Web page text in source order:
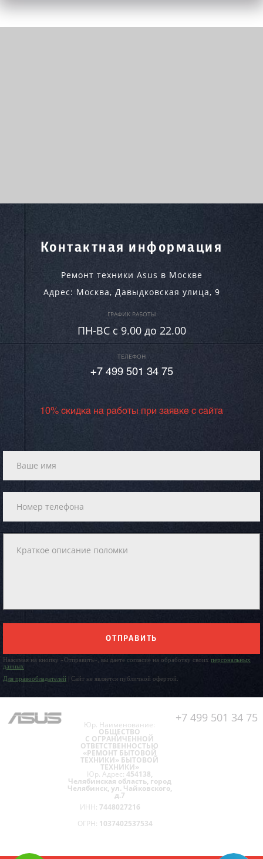
Контактная информация
Ремонт техники Asus в Москве
Адрес: Москва, Давыдковская улица, 9
ГРАФИК РАБОТЫ
ПН-ВC c 9.00 до 22.00
ТЕЛЕФОН
+7 499 501 34 75
10% скидка на работы при заявке с сайта
ОТПРАВИТЬ
Нажимая на кнопку «Отправить», вы даете согласие на обработку своих персональных
данных
Для правообладателей | Сайт не является публичной офертой.
+7 499 501 34 75
Юр. Наименование:
ОБЩЕСТВО
С ОГРАНИЧЕННОЙ
ОТВЕТСТВЕННОСТЬЮ
«РЕМОНТ БЫТОВОЙ
ТЕХНИКИ» БЫТОВОЙ
ТЕХНИКИ»
Юр. Адрес: 454138,
Челябинская область, город
Челябинск, ул. Чайковского,
д.7
ИНН: 7448027216
ОГРН: 1037402537534